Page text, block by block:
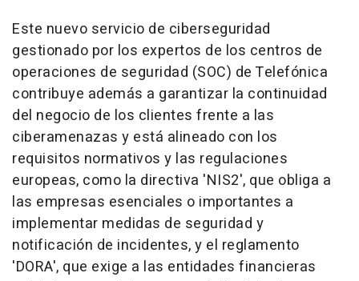
Este nuevo servicio de ciberseguridad
gestionado por los expertos de los centros de
operaciones de seguridad (SOC) de Telefónica
contribuye además a garantizar la continuidad
del negocio de los clientes frente a las
ciberamenazas y está alineado con los
requisitos normativos y las regulaciones
europeas, como la directiva 'NIS2', que obliga a
las empresas esenciales o importantes a
implementar medidas de seguridad y
notificación de incidentes, y el reglamento
'DORA', que exige a las entidades financieras